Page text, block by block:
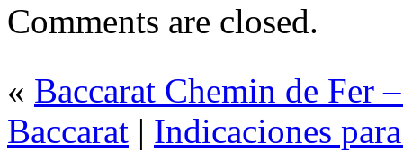
Comments are closed.
« Baccarat Chemin de Fer
Baccarat | Indicaciones